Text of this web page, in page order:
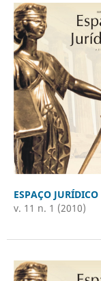
ESPAÇO JURÍDICO
v. 11 n. 1 (2010)